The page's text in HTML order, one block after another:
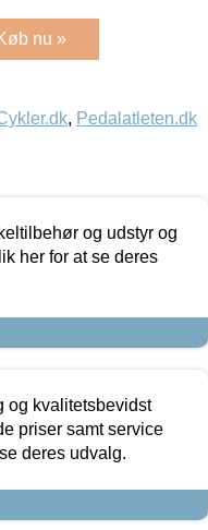
nu »
, Pedalatleten.dk
og udstyr og
her for at se deres
og kvalitetsbevidst
priser samt service
deres udvalg.